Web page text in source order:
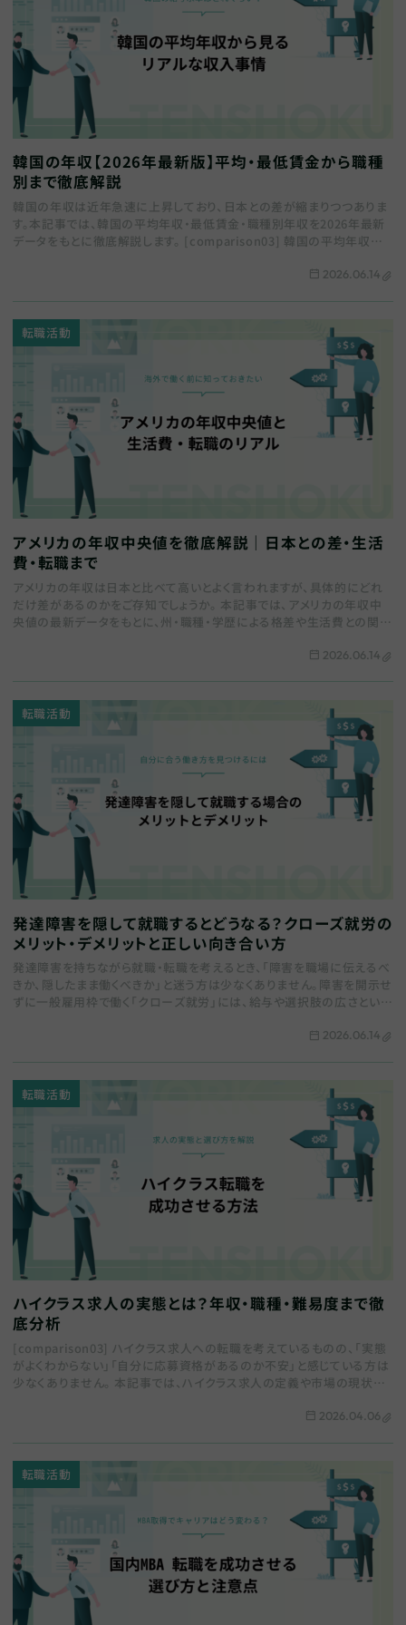
韓国の年収【2026年最新版】平均・最低賃金から職種
別まで徹底解説
韓国の年収は近年急速に上昇しており、日本との差が縮まりつつありま
す。本記事では、韓国の平均年収・最低賃金・職種別年収を2026年最新
データをもとに徹底解説します。 [comparison03] 韓国の平均年収の
2026.06.14
転職活動
アメリカの年収中央値を徹底解説｜日本との差・生活
費・転職まで
アメリカの年収は日本と比べて高いとよく言われますが、具体的にどれ
だけ差があるのかをご存知でしょうか。 本記事では、アメリカの年収中
央値の最新データをもとに、州・職種・学歴による格差や生活費との関係
2026.06.14
転職活動
発達障害を隠して就職するとどうなる？クローズ就労の
メリット・デメリットと正しい向き合い方
発達障害を持ちながら就職・転職を考えるとき、「障害を職場に伝えるべ
きか、隠したまま働くべきか」と迷う方は少なくありません。障害を開示せ
ずに一般雇用枠で働く「クローズ就労」には、給与や選択肢の広さといっ
2026.06.14
転職活動
ハイクラス求人の実態とは？年収・職種・難易度まで徹
底分析
[comparison03] ハイクラス求人への転職を考えているものの、「実態
がよくわからない」「自分に応募資格があるのか不安」と感じている方は
少なくありません。 本記事では、ハイクラス求人の定義や市場の現状か
2026.04.06
転職活動